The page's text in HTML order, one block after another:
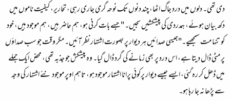
دی تھی۔ دلوں میں درد جاگ اٹھا، چند دنوں تک نوحہ گری جاری رہی، تحاریر، کیفیت ناموں میں
دکھ بیان ہوئے، ہمدردی کی پیشکشیں سجیں۔ "جسے بات کرنی ہو، ہم حاضر ہیں، ہم موجود ہیں، خود
کو تنہا مت سمجھیے۔"جیسی صدائیں ہر دیوار پر بصورت اشتہار نظر آئیں۔ مگر وقت جو سب صداؤں
پر مٹی ڈال دیتا ہے، اس درد پر بھی زمانے کی گرد ڈال گیا۔ وہ پیشکش جو جذبہ تھی، محض ایک جملے
میں ڈھل کر رہ گئی، ایسے جیسے دیوار پرکوئی پرانا اشتہار موجود ہو، تاہم اوپر موجود نئے اشتہار کی وجہ
سے پڑھا نہ جا رہا ہو۔